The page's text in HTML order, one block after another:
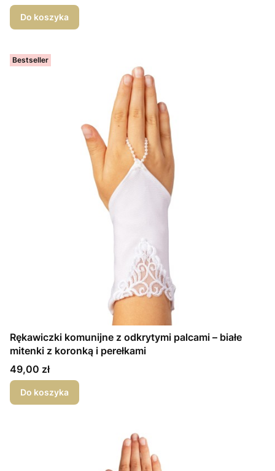
Do koszyka
Bestseller
Rękawiczki komunijne z odkrytymi palcami – białe
mitenki z koronką i perełkami
Cena
49,00 zł
Do koszyka